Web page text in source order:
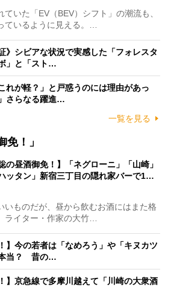
いた「EV（BEV）シフト」の潮流も、
ているように見える。…
》シビアな状況で実感した「フォレスタ
」と「スト…
れが軽？」と戸惑うのには理由があっ
さらなる躍進…
一覧を見る
免！」
の昼酒御免！】「ネグローニ」「山崎」
ハッタン」新宿三丁目の隠れ家バーで1…
ものだが、昼から飲むお酒にはまた格
イター・作家の大竹…
】今の若者は「なめろう」や「キヌカツ
本当？ 昔の…
】京急線で多摩川越えて「川崎の大衆酒